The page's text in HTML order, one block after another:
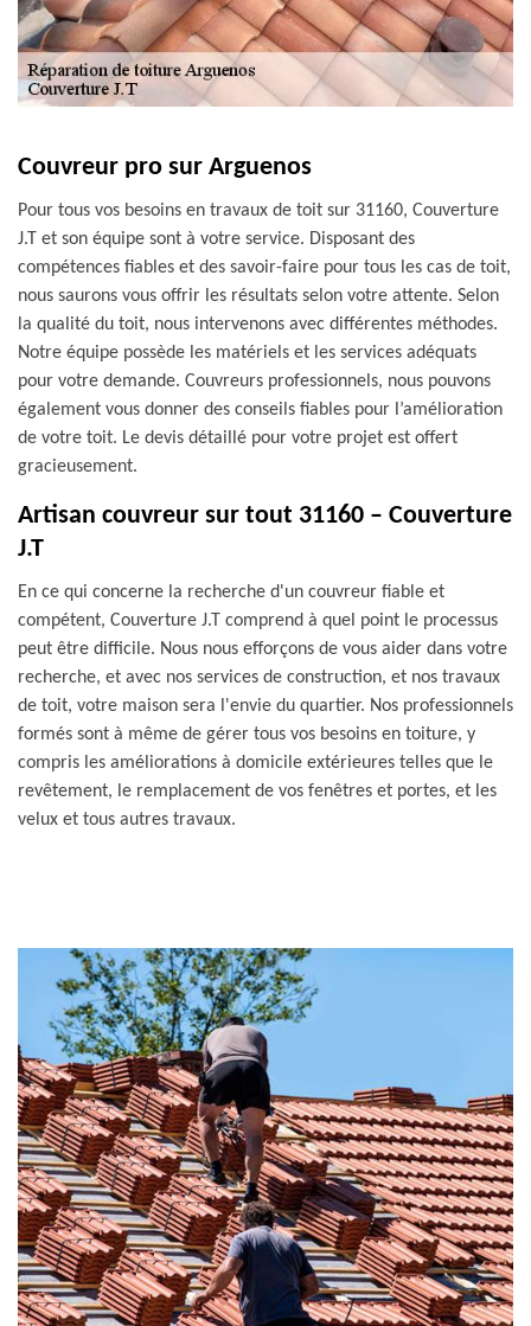
Couvreur pro sur Arguenos
Pour tous vos besoins en travaux de toit sur 31160, Couverture
J.T et son équipe sont à votre service. Disposant des
compétences fiables et des savoir-faire pour tous les cas de toit,
nous saurons vous offrir les résultats selon votre attente. Selon
la qualité du toit, nous intervenons avec différentes méthodes.
Notre équipe possède les matériels et les services adéquats
pour votre demande. Couvreurs professionnels, nous pouvons
également vous donner des conseils fiables pour l’amélioration
de votre toit. Le devis détaillé pour votre projet est offert
gracieusement.
Artisan couvreur sur tout 31160 – Couverture
J.T
En ce qui concerne la recherche d'un couvreur fiable et
compétent, Couverture J.T comprend à quel point le processus
peut être difficile. Nous nous efforçons de vous aider dans votre
recherche, et avec nos services de construction, et nos travaux
de toit, votre maison sera l'envie du quartier. Nos professionnels
formés sont à même de gérer tous vos besoins en toiture, y
compris les améliorations à domicile extérieures telles que le
revêtement, le remplacement de vos fenêtres et portes, et les
velux et tous autres travaux.